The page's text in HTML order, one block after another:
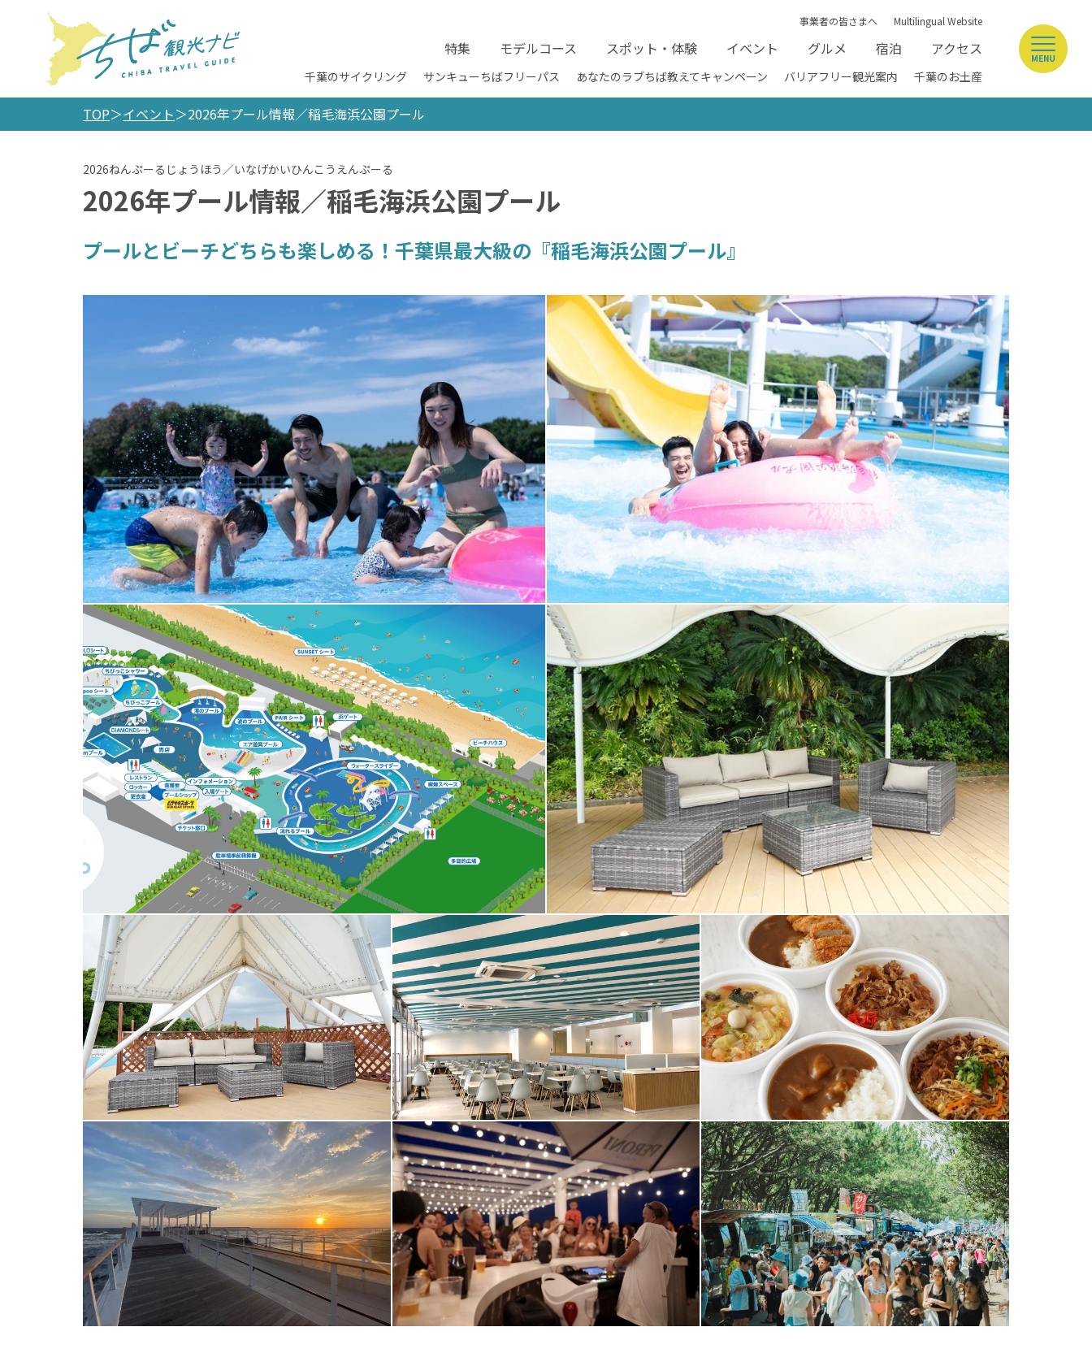
事業者の皆さまへ Multilingual Website
特集 モデルコース スポット・体験 イベント グルメ 宿泊 アクセス
千葉のサイクリング サンキューちばフリーパス あなたのラブちば教えてキャンペーン バリアフリー観光案内 千葉のお土産
MENU
TOP イベント 2026年プール情報／稲毛海浜公園プール
2026年プール情報／稲毛海浜公園プール
プールとビーチどちらも楽しめる！千葉県最大級の『稲毛海浜公園プール』